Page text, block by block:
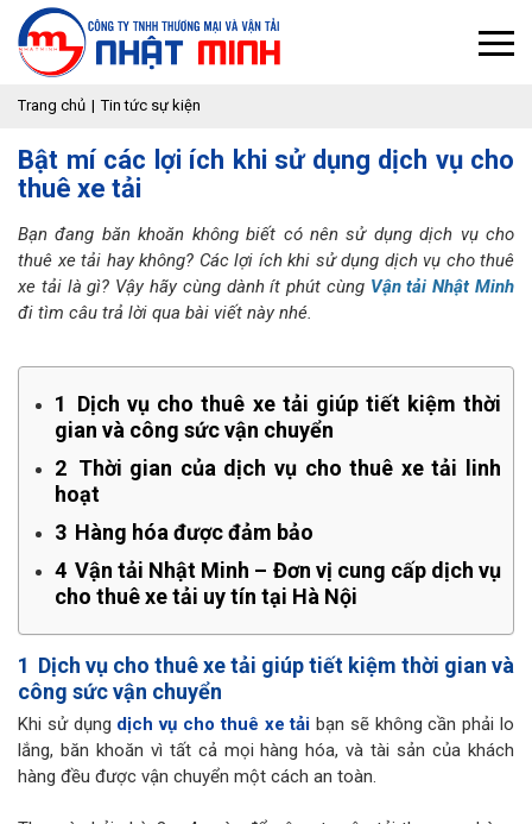
Trang chủ Tin tức sự kiện
Bật mí các lợi ích khi sử dụng dịch vụ cho
thuê xe tải
Bạn đang băn khoăn không biết có nên sử dụng dịch vụ cho
thuê xe tải hay không? Các lợi ích khi sử dụng dịch vụ cho thuê
xe tải là gì? Vậy hãy cùng dành ít phút cùng Vận tải Nhật Minh
đi tìm câu trả lời qua bài viết này nhé.
1
Dịch vụ cho thuê xe tải giúp tiết kiệm thời
gian và công sức vận chuyển
2 Thời gian của dịch vụ cho thuê xe tải linh
hoạt
3 Hàng hóa được đảm bảo
4 Vận tải Nhật Minh – Đơn vị cung cấp dịch vụ
cho thuê xe tải uy tín tại Hà Nội
1 Dịch vụ cho thuê xe tải giúp tiết kiệm thời gian và
công sức vận chuyển
Khi sử dụng dịch vụ cho thuê xe tải bạn sẽ không cần phải lo
lắng, băn khoăn vì tất cả mọi hàng hóa, và tài sản của khách
hàng đều được vận chuyển một cách an toàn.